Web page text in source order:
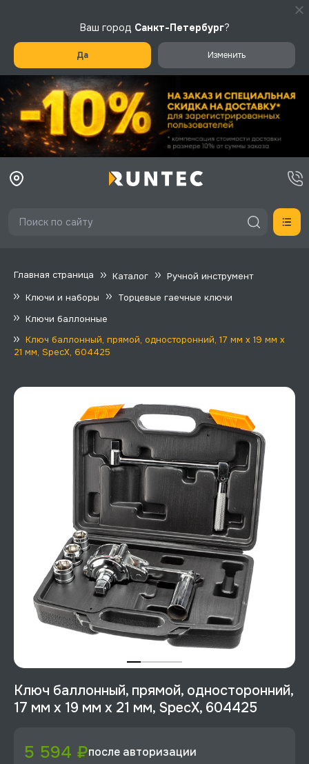
Ваш город Санкт-Петербург?
Да Изменить
Главная страница Каталог
Ручной инструмент
Ключи и наборы
Торцевые гаечные ключи
Ключи баллонные
Ключ баллонный, прямой, односторонний, 17 мм х 19 мм х
21 мм, SpecX, 604425
Ключ баллонный, прямой, односторонний,
17 мм х 19 мм х 21 мм, SpecX, 604425
5 594 ₽после авторизации